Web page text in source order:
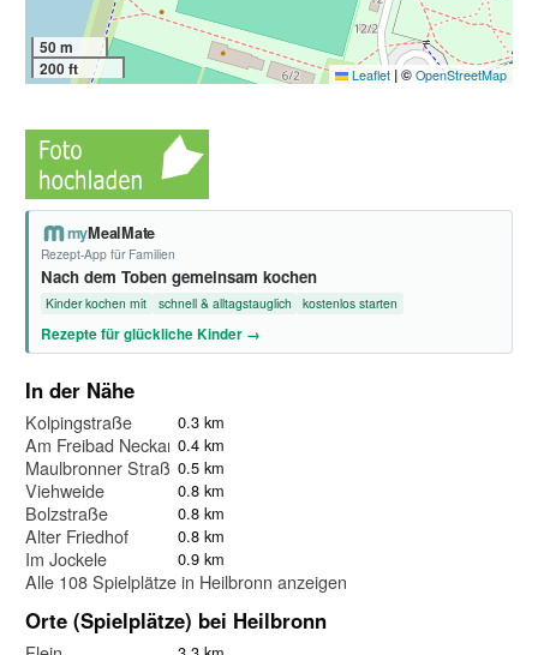
50 m
200 ft
Leaflet |© OpenStreetMap
myMealMate
Rezept-App für Familien
Nach dem Toben gemeinsam kochen
Kinder kochen mit schnell & alltagstauglich kostenlos starten
Rezepte für glückliche Kinder →
In der Nähe
Kolpingstraße 0.3 km
Am Freibad Neckarhalde
0.4 km
Maulbronner Straße0.5 km
Viehweide 0.8 km
Bolzstraße 0.8 km
Alter Friedhof 0.8 km
Im Jockele 0.9 km
Alle 108 Spielplätze in Heilbronn anzeigen
Orte (Spielplätze) bei Heilbronn